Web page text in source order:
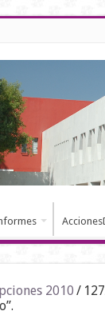
2010 /